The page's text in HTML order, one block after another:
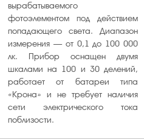
вырабатываемого
фотоэлементом под действием
попадающего света. Диапазон
измерения — от 0,1 до 100 000
лк. Прибор оснащен двумя
шкалами на 100 и 30 делений,
работает от батареи типа
«Крона» и не требует наличия
сети электрического тока
поблизости.